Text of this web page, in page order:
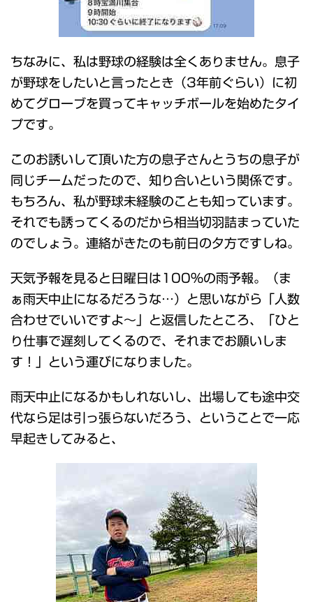
ちなみに、私は野球の経験は全くありません。息子
が野球をしたいと言ったとき（3年前ぐらい）に初
めてグローブを買ってキャッチボールを始めたタイ
プです。
このお誘いして頂いた方の息子さんとうちの息子が
同じチームだったので、知り合いという関係です。
もちろん、私が野球未経験のことも知っています。
それでも誘ってくるのだから相当切羽詰まっていた
のでしょう。連絡がきたのも前日の夕方ですしね。
天気予報を見ると日曜日は100%の雨予報。（ま
ぁ雨天中止になるだろうな…）と思いながら「人数
合わせでいいですよ～」と返信したところ、「ひと
り仕事で遅刻してくるので、それまでお願いしま
す！」という運びになりました。
雨天中止になるかもしれないし、出場しても途中交
代なら足は引っ張らないだろう、ということで一応
早起きしてみると、